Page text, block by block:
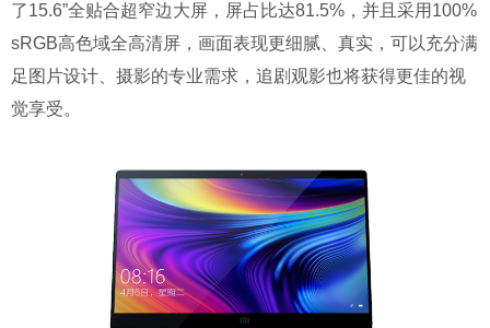
了15.6”全贴合超窄边大屏，屏占比达81.5%，并且采用100%
sRGB高色域全高清屏，画面表现更细腻、真实，可以充分满
足图片设计、摄影的专业需求，追剧观影也将获得更佳的视
觉享受。